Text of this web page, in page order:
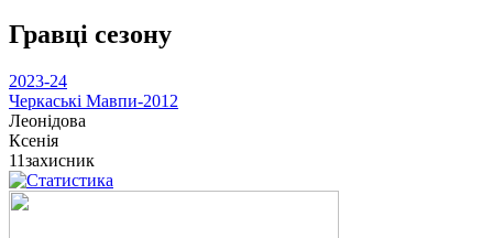
Гравці сезону
2023-24
Черкаські Мавпи-2012
Леонідова
Ксенія
11захисник